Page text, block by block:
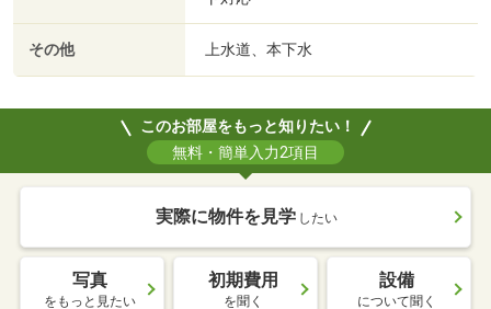
その他 上水道、本下水
このお部屋をもっと知りたい！
無料・簡単入力2項目
実際に物件を見学 したい
写真
をもっと見たい
初期費用
を聞く
設備
について聞く